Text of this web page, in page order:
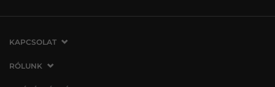
KAPCSOLAT
VERMONT Services Slovakia s. r. o.
RÓLUNK